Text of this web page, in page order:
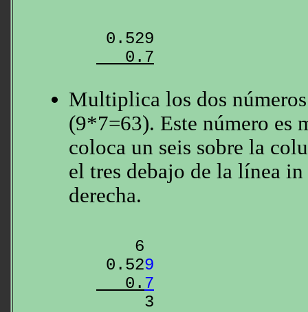
0.7
Multiplica los dos
(9*7=63). Este número es
coloca un seis sobre la
el tres debajo de la línea
derecha.
6
0.529
0. 7
3